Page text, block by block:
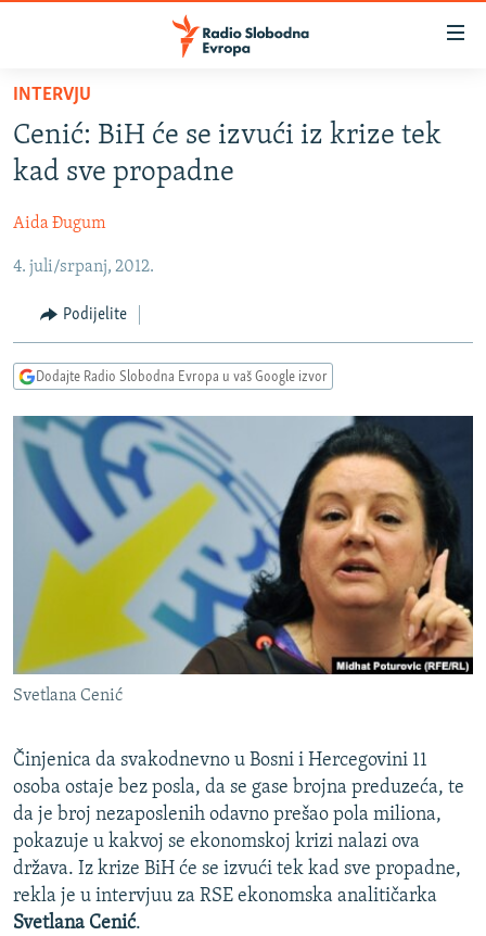
Pređite
glavni
sadržaj
na
navigaciju
Pređite
pretragu
BOSNA I HERCEGOVINA
KOSOVO
CRNA GORA
VIZUELNO
FOTOGALERIJE
INFOGRAFIKE
PODCASTI
RAT U UKRAJINI
KINA NA BALKANU
RSE PRIČE IZ SVIJETA
ISPRIČAJ MI
DNEVNO@RSE
SPECIJALI RSE
VIŠE OD NASLOVA
GENOCID U SREBRENICI
POPLAVE I KLIZIŠTA U BIH 2024.
POST SCRIPTUM
MOJA EVROPA
TRI DECENIJE OD RATA U BIH
SVE KARTE DEJTONA
PRATITE NAS
Sve RFE/RL stranice
INTERVJU
Cenić: BiH će se izvući iz krize tek
kad sve propadne
Aida Đugum
4. juli/srpanj, 2012.
Podijelite
Dodajte Radio Slobodna Evropa u vaš Google izvor
Svetlana Cenić
Činjenica da svakodnevno u Bosni i Hercegovini 11
osoba ostaje bez posla, da se gase brojna preduzeća, te
da je broj nezaposlenih odavno prešao pola miliona,
pokazuje u kakvoj se ekonomskoj krizi nalazi ova
država. Iz krize BiH će se izvući tek kad sve propadne,
rekla je u intervjuu za RSE ekonomska analitičarka
Svetlana Cenić.